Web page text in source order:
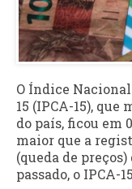
O Índice
15 (IPCA-15),
do país, ficou em
maior que a
(queda de preços)
passado, o IPCA-